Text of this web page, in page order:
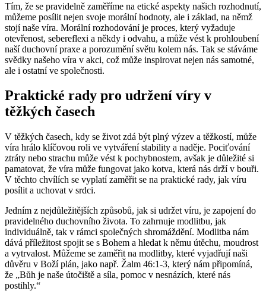
Tím, že se pravidelně zaměříme na etické aspekty našich rozhodnutí,
můžeme posílit nejen svoje morální hodnoty, ale i základ, na němž
stojí naše víra. Morální rozhodování je proces, který vyžaduje
otevřenost, sebereflexi a někdy i odvahu, a může vést k prohloubení
naší duchovní praxe a porozumění světu kolem nás. Tak se stáváme
svědky našeho víra v akci, což může inspirovat nejen nás samotné,
ale i ostatní ve společnosti.
Praktické rady pro udržení víry v
těžkých časech
V těžkých časech, kdy se život zdá být plný výzev a těžkostí, může
víra hrálo klíčovou roli ve vytváření stability a naděje. Pociťování
ztráty nebo strachu může vést k pochybnostem, avšak je důležité si
pamatovat, že víra může fungovat jako kotva, která nás drží v bouři.
V těchto chvílích se vyplatí zaměřit se na praktické rady, jak víru
posílit a uchovat v srdci.
Jedním z nejdůležitějších způsobů, jak si udržet víru, je zapojení do
pravidelného duchovního života. To zahrnuje modlitbu, jak
individuálně, tak v rámci společných shromáždění. Modlitba nám
dává příležitost spojit se s Bohem a hledat k němu útěchu, moudrost
a vytrvalost. Můžeme se zaměřit na modlitby, které vyjadřují naši
důvěru v Boží plán, jako např. Žalm 46:1-3, který nám připomíná,
že „Bůh je naše útočiště a síla, pomoc v nesnázích, které nás
postihly.“